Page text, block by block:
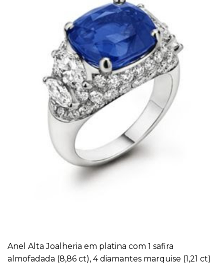
Anel Alta Joalheria em platina com 1 safira
almofadada (8,86 ct), 4 diamantes marquise (1,21 ct)